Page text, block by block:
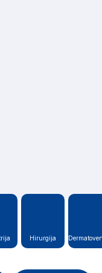
Hirurgija